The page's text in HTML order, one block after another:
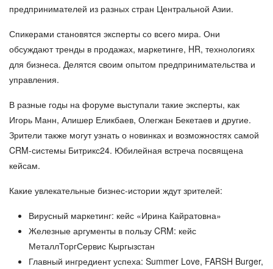
предпринимателей из разных стран Центральной Азии.
Спикерами становятся эксперты со всего мира. Они
обсуждают тренды в продажах, маркетинге, HR, технологиях
для бизнеса. Делятся своим опытом предпринимательства и
управления.
В разные годы на форуме выступали такие эксперты, как
Игорь Манн, Алишер Еликбаев, Олегжан Бекетаев и другие.
Зрители также могут узнать о новинках и возможностях самой
CRM-системы Битрикс24. Юбилейная встреча посвящена
кейсам.
Какие увлекательные бизнес-истории ждут зрителей:
Вирусный маркетинг: кейс «Ирина Кайратовна»
Железные аргументы в пользу CRM: кейс
МеталлТоргСервис Кыргызстан
Главный ингредиент успеха: Summer Love, FARSH Burger,